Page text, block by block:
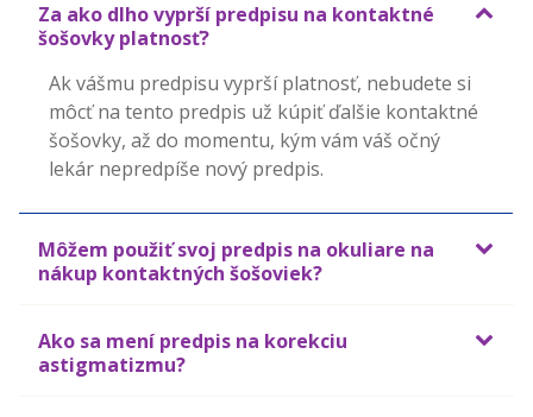
Za ako dlho vyprší predpisu na kontaktné
šošovky platnosť?
Ak vášmu predpisu vyprší platnosť, nebudete si
môcť na tento predpis už kúpiť ďalšie kontaktné
šošovky, až do momentu, kým vám váš očný
lekár nepredpíše nový predpis.
Môžem použiť svoj predpis na okuliare na
nákup kontaktných šošoviek?
Ako sa mení predpis na korekciu
astigmatizmu?